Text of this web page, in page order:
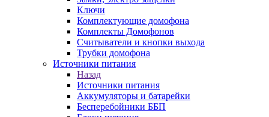
Ключи
Комплектующие домофона
Комплекты Домофонов
Считыватели и кнопки выхода
Трубки домофона
Источники питания
Назад
Источники питания
Аккумуляторы и батарейки
Бесперебойники ББП